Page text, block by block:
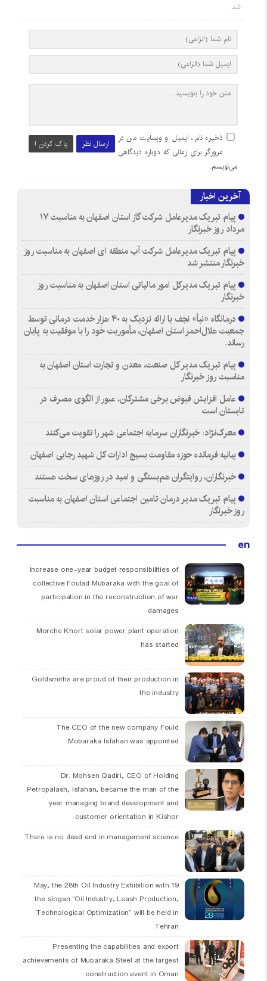
شد.
ارسال نظر پاک کردن !
ذخیره نام، ایمیل و وبسایت من در
مرورگر برای زمانی که دوباره دیدگاهی
می‌نویسم.
آخرین اخبار
پیام تبریک مدیرعامل شرکت گاز استان اصفهان به مناسبت ۱۷
مرداد روز خبرنگار
پیام تبریک مدیرعامل شرکت آب منطقه ای اصفهان به مناسبت روز
خبرنگار منتشر شد
پیام تبریک مدیرکل امور مالیاتی استان اصفهان به مناسبت روز
خبرنگار
درمانگاه «نبأ» نجف با ارائه نزدیک به ۴۰ هزار خدمت درمانی توسط
جمعیت هلال‌احمر استان اصفهان، مأموریت خود را با موفقیت به پایان
رساند.
پیام تبریک مدیر کل صنعت، معدن و تجارت استان اصفهان به
مناسبت روز خبرنگار
عامل افزایش قبوض برخی مشترکان، عبور از الگوی مصرف در
تابستان است
معرک‌نژاد: خبرنگاران سرمایه اجتماعی شهر را تقویت می‌کنند
بیانیه فرمانده حوزه مقاومت بسیج ادارات کل شهید رجایی اصفهان
خبرنگاران، روایتگران هم‌بستگی و امید در روزهای سخت هستند
پیام تبریک مدیر درمان تامین اجتماعی استان اصفهان به مناسبت
روز خبرنگار
en
Increase one-year budget responsibilities of
collective Foulad Mubaraka with the goal of
participation in the reconstruction of war
damages
Morche Khort solar power plant operation
has started
Goldsmiths are proud of their production in
the industry
The CEO of the new company Fould
Mobaraka Isfahan was appointed
Dr. Mohsen Qadiri, CEO of Holding
Petropalash, Isfahan, became the man of the
year managing brand development and
customer orientation in Kishor
There is no dead end in management science
19 May, the 28th Oil Industry Exhibition with
the slogan “Oil Industry, Leash Production,
Technological Optimization” will be held in
Tehran
Presenting the capabilities and export
achievements of Mubaraka Steel at the largest
construction event in Oman